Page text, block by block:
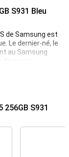
S931 Bleu
de Samsung est
Le dernier-né, le
au Samsung
pointe,
l'un des
AMOLED.
photos et des
encore une fois
utiles !
plus de
S931